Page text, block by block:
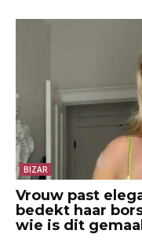
BIZAR
Vrouw past
bedekt haar
wie is dit